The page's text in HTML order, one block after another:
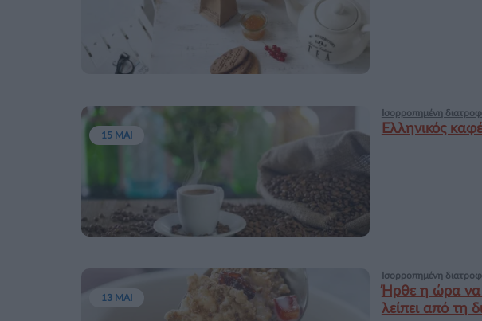
Ισορροπημένη
Ελληνικός
15 ΜΑΙ
Ισορροπημένη
Ήρθε η ώρα να
λείπει από τη
13 ΜΑΙ